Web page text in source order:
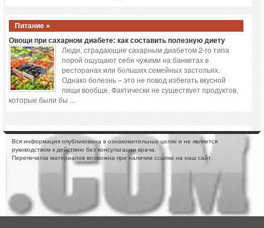
Питание »
Овощи при сахарном диабете: как составить полезную диету
Люди, страдающие сахарным диабетом 2-го типа
порой ощущают себя чужими на банкетах в
ресторанах или больших семейных застольях.
Однако болезнь – это не повод избегать вкусной
пищи вообще. Фактически не существует продуктов,
которые были бы …
Вся информация опубликована в ознакомительных целях и не является
руководством к действию без консультации врача.
Перепечатка материалов возможна при наличии ссылки на наш сайт.